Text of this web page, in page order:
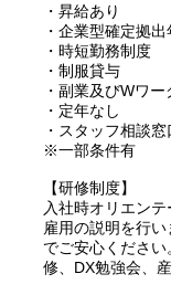
・昇給あり
・企業型確定拠
・時短勤務制度
・制服貸与
・副業及びWワー
・定年なし
・スタッフ相談窓
※一部条件有
【研修制度】
入社時オリエン
雇用の説明を行
でご安心くださ
修、DX勉強会、